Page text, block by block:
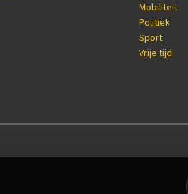
Mobiliteit
Politiek
Sport
Vrije tijd